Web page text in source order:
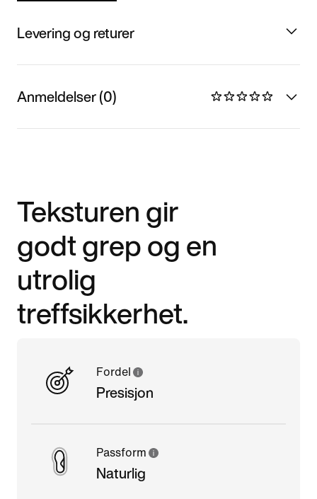
Levering og returer
Anmeldelser (0)
Teksturen gir
godt grep og en
utrolig
treffsikkerhet.
Fordel
Presisjon
Passform
Naturlig